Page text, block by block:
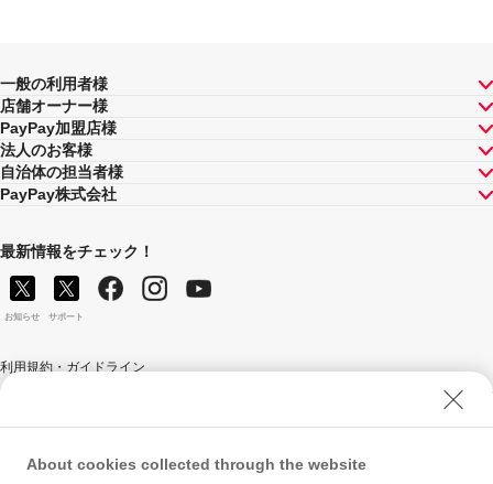
一般の利用者様
店舗オーナー様
PayPay加盟店様
法人のお客様
自治体の担当者様
PayPay株式会社
最新情報をチェック！
お知らせ サポート
利用規約・ガイドライン
ソフトバンク人権ポリシー
PayPay Code of Ethics & Business Conduct
About cookies collected through the website